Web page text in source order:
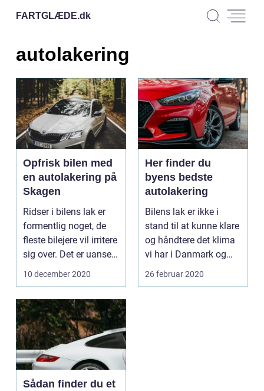
FARTGLÆDE.dk
autolakering
Opfrisk bilen med
en autolakering på
Skagen
Ridser i bilens lak er
formentlig noget, de
fleste bilejere vil irritere
sig over. Det er uanset,
om...
10 december 2020
Her finder du
byens bedste
autolakering
Bilens lak er ikke i
stand til at kunne klare
og håndtere det klima
vi har i Danmark og
resten...
26 februar 2020
Sådan finder du et